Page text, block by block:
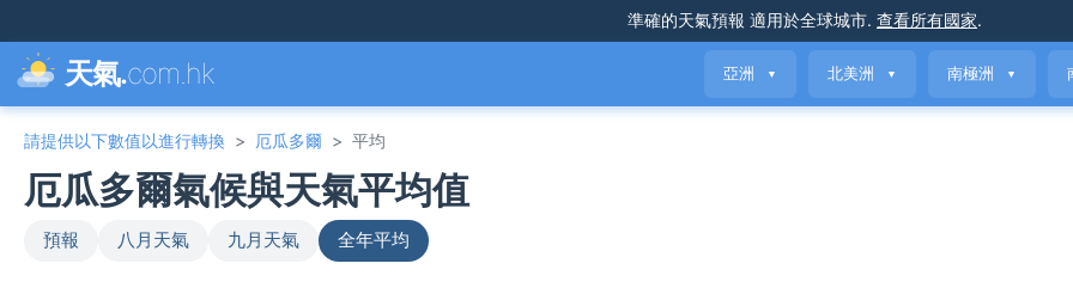
準確的天氣預報 適用於全球城市. 查看所有國家.
天氣.com.hk 亞洲 ▼ 北美洲 ▼ 南極洲 ▼
請提供以下數值以進行轉換 > 厄瓜多爾 > 平均
厄瓜多爾氣候與天氣平均值
預報 八月天氣 九月天氣 全年平均